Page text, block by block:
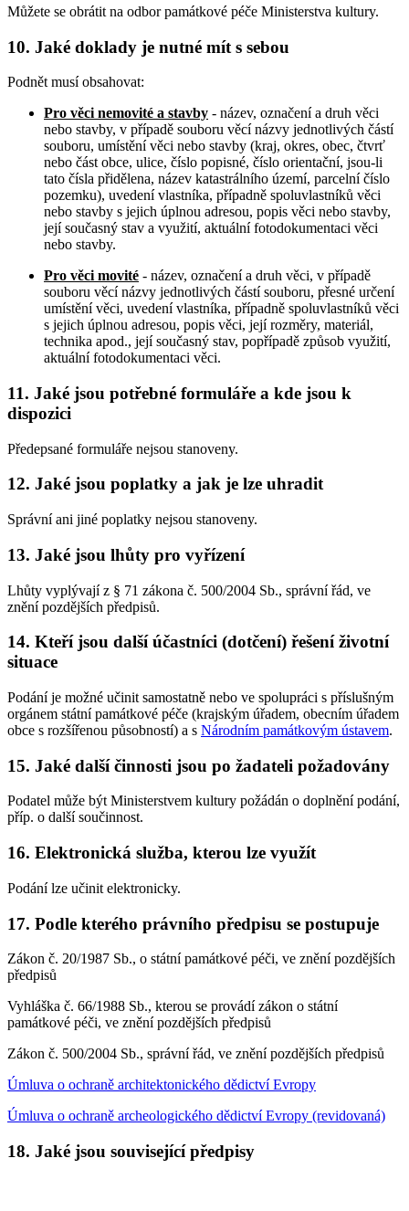
Můžete se obrátit na odbor památkové péče Ministerstva kultury.
10. Jaké doklady je nutné mít s sebou
Podnět musí obsahovat:
Pro věci nemovité a stavby - název, označení a druh věci
nebo stavby, v případě souboru věcí názvy jednotlivých částí
souboru, umístění věci nebo stavby (kraj, okres, obec, čtvrť
nebo část obce, ulice, číslo popisné, číslo orientační, jsou-li
tato čísla přidělena, název katastrálního území, parcelní číslo
pozemku), uvedení vlastníka, případně spoluvlastníků věci
nebo stavby s jejich úplnou adresou, popis věci nebo stavby,
její současný stav a využití, aktuální fotodokumentaci věci
nebo stavby.
Pro věci movité - název, označení a druh věci, v případě
souboru věcí názvy jednotlivých částí souboru, přesné určení
umístění věci, uvedení vlastníka, případně spoluvlastníků věci
s jejich úplnou adresou, popis věci, její rozměry, materiál,
technika apod., její současný stav, popřípadě způsob využití,
aktuální fotodokumentaci věci.
11. Jaké jsou potřebné formuláře a kde jsou k
dispozici
Předepsané formuláře nejsou stanoveny.
12. Jaké jsou poplatky a jak je lze uhradit
Správní ani jiné poplatky nejsou stanoveny.
13. Jaké jsou lhůty pro vyřízení
Lhůty vyplývají z § 71 zákona č. 500/2004 Sb., správní řád, ve
znění pozdějších předpisů.
14. Kteří jsou další účastníci (dotčení) řešení životní
situace
Podání je možné učinit samostatně nebo ve spolupráci s příslušným
orgánem státní památkové péče (krajským úřadem, obecním úřadem
obce s rozšířenou působností) a s Národním památkovým ústavem.
15. Jaké další činnosti jsou po žadateli požadovány
Podatel může být Ministerstvem kultury požádán o doplnění podání,
příp. o další součinnost.
16. Elektronická služba, kterou lze využít
Podání lze učinit elektronicky.
17. Podle kterého právního předpisu se postupuje
Zákon č. 20/1987 Sb., o státní památkové péči, ve znění pozdějších
předpisů
Vyhláška č. 66/1988 Sb., kterou se provádí zákon o státní
památkové péči, ve znění pozdějších předpisů
Zákon č. 500/2004 Sb., správní řád, ve znění pozdějších předpisů
Úmluva o ochraně architektonického dědictví Evropy
Úmluva o ochraně archeologického dědictví Evropy (revidovaná)
18. Jaké jsou související předpisy